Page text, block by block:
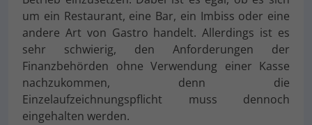
um ein Restaurant, eine Bar, ein Imbiss oder eine
andere Art von Gastro handelt. Allerdings ist es
sehr schwierig, den Anforderungen der
Finanzbehörden ohne Verwendung einer Kasse
nachzukommen, denn die
Einzelaufzeichnungspflicht muss dennoch
eingehalten werden.